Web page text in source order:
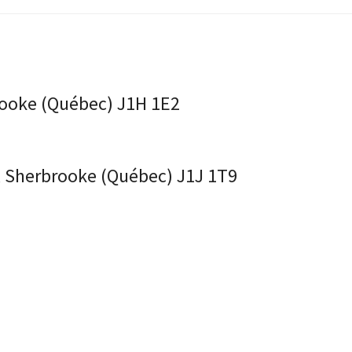
(Québec) J1H 1E2
(Québec) J1J 1T9